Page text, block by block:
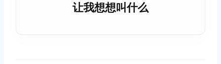
让我想想叫什么